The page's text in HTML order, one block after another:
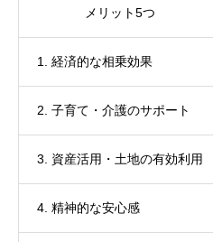
メリット5つ
1. 経済的な相乗効果
2. 子育て・介護のサポート
3. 資産活用・土地の有効利用
4. 精神的な安心感